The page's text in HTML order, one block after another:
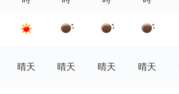
晴天 晴天 晴天 晴天